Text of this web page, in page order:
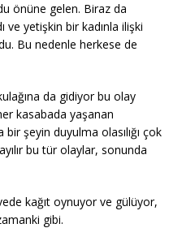
önüne gelen. Biraz da
ve yetişkin bir kadınla ilişki
Bu nedenle herkese de
da gidiyor bu olay
kasabada yaşanan
şeyin duyulma olasılığı çok
bu tür olaylar, sonunda
kağıt oynuyor ve gülüyor,
gibi.